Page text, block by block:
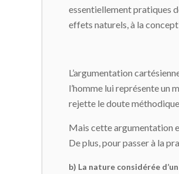
essentiellement pratiques
effets naturels, à la
L’argumentation
l’homme lui représente un
rejette le doute
Mais cette argumentation
De plus, pour passer à la
b) La nature considérée